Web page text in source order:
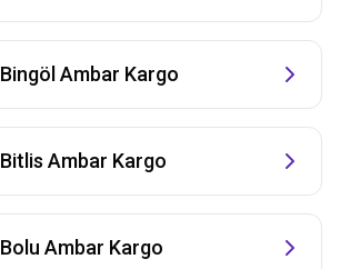
Bingöl Ambar Kargo
Bitlis Ambar Kargo
Bolu Ambar Kargo